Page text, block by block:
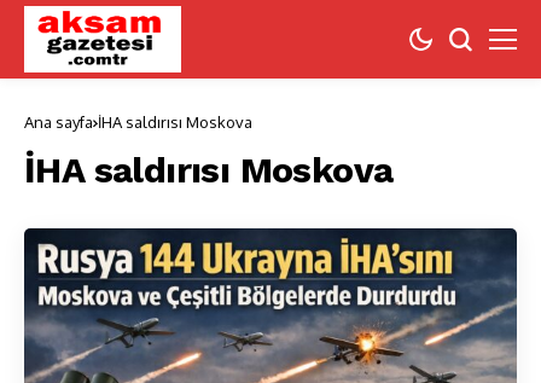
Ana sayfa İHA saldırısı Moskova
İHA saldırısı Moskova